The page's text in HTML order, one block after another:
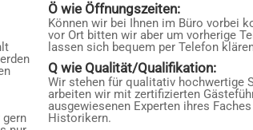
gern
Ö wie Öffnungszeiten:
Können wir bei Ihnen im Büro vorbei
vor Ort bitten wir aber um vorherige
lassen sich bequem per Telefon
Q wie Qualität/Qualifikation:
Wir stehen für qualitativ hochwertige
arbeiten wir mit zertifizierten
ausgewiesenen Experten ihres
Historikern.